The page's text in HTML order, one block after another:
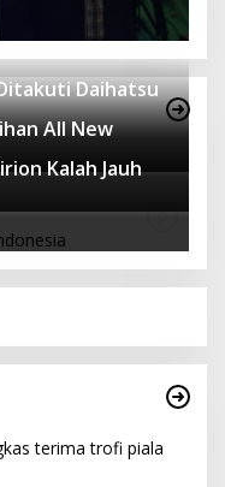
Daihatsu
All New
Kalah Jauh